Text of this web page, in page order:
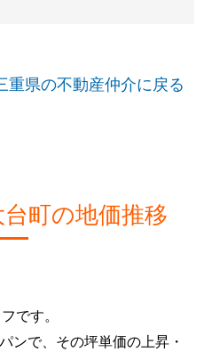
重県の不動産仲介に戻る
町の地価推移
です。
ンで、その坪単価の上昇・